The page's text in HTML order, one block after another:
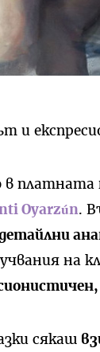
и
в платната
Oyarzún.
на
сякаш